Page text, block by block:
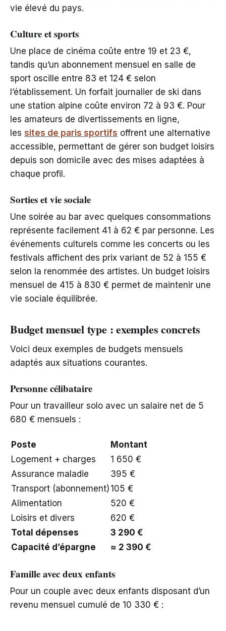
vie élevé du pays.
Culture et sports
Une place de cinéma coûte entre 19 et 23 €,
tandis qu’un abonnement mensuel en salle de
sport oscille entre 83 et 124 € selon
l’établissement. Un forfait journalier de ski dans
une station alpine coûte environ 72 à 93 €. Pour
les amateurs de divertissements en ligne,
les sites de paris sportifs offrent une alternative
accessible, permettant de gérer son budget loisirs
depuis son domicile avec des mises adaptées à
chaque profil.
Sorties et vie sociale
Une soirée au bar avec quelques consommations
représente facilement 41 à 62 € par personne. Les
événements culturels comme les concerts ou les
festivals affichent des prix variant de 52 à 155 €
selon la renommée des artistes. Un budget loisirs
mensuel de 415 à 830 € permet de maintenir une
vie sociale équilibrée.
Budget mensuel type : exemples concrets
Voici deux exemples de budgets mensuels
adaptés aux situations courantes.
Personne célibataire
Pour un travailleur solo avec un salaire net de 5
680 € mensuels :
Poste
Montant
Logement + charges
1 650 €
Assurance maladie
395 €
Transport (abonnement) 105 €
Alimentation
520 €
Loisirs et divers
620 €
Total dépenses
3 290 €
Capacité d’épargne
≈ 2 390 €
Famille avec deux enfants
Pour un couple avec deux enfants disposant d’un
revenu mensuel cumulé de 10 330 € :